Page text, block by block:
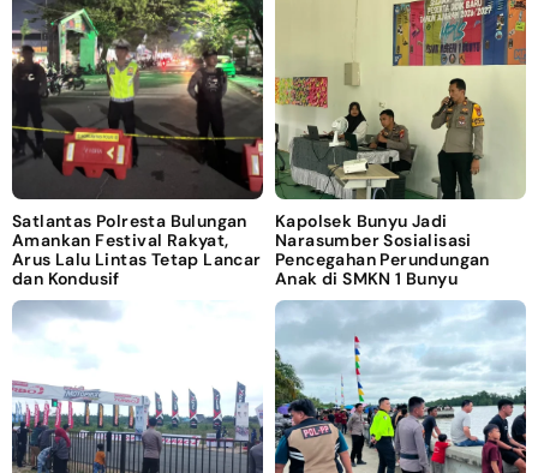
Satlantas Polresta Bulungan
Amankan Festival Rakyat,
Arus Lalu Lintas Tetap Lancar
dan Kondusif
Kapolsek Bunyu Jadi
Narasumber Sosialisasi
Pencegahan Perundungan
Anak di SMKN 1 Bunyu